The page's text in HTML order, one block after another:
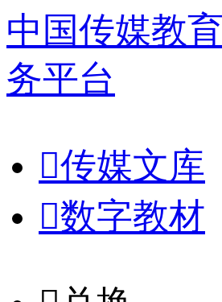
中国传媒教
务平台
传媒文库
数字教材